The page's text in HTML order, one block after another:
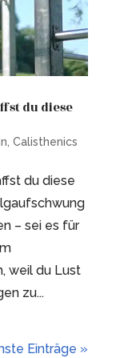
du diese
Calisthenics
du diese
– sei es für
weil du Lust
zu...
Einträge »